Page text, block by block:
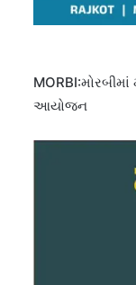
આયોજન